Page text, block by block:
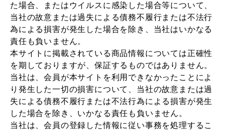
た場合、またはウイルスに感染した場合等について、
当社の故意または過失による債務不履行または不法行
為による損害が発生した場合を除き、当社はいかなる
責任も負いません。
本サイトに掲載されている商品情報については正確性
を期しておりますが、保証するものではありません。
当社は、会員が本サイトを利用できなかったことによ
り発生した一切の損害について、当社の故意または過
失による債務不履行または不法行為による損害が発生
した場合を除き、いかなる責任も負いません。
当社は、会員の登録した情報に従い事務を処理するこ